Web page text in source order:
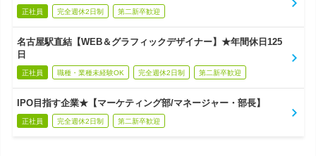
正社員 完全週休2日制 第二新卒歓迎
名古屋駅直結【WEB＆グラフィックデザイナー】★年間休日125
日
正社員 職種・業種未経験OK 完全週休2日制 第二新卒歓迎
IPO目指す企業★【マーケティング部/マネージャー・部長】
正社員 完全週休2日制 第二新卒歓迎